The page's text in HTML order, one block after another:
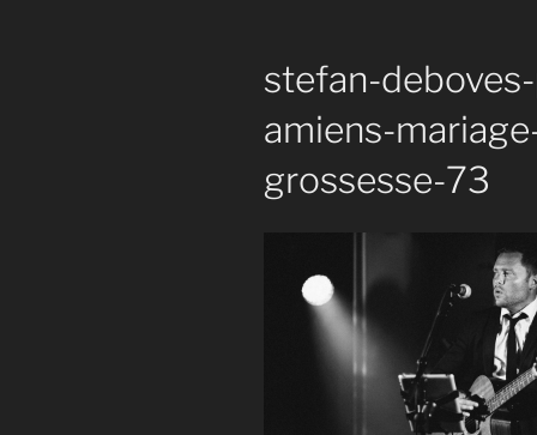
stefan-
amiens-
grossesse-73